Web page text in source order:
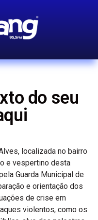
do seu
localizada no bairro
e vespertino desta
Guarda Municipal de
e orientação dos
de crise em
violentos, como os